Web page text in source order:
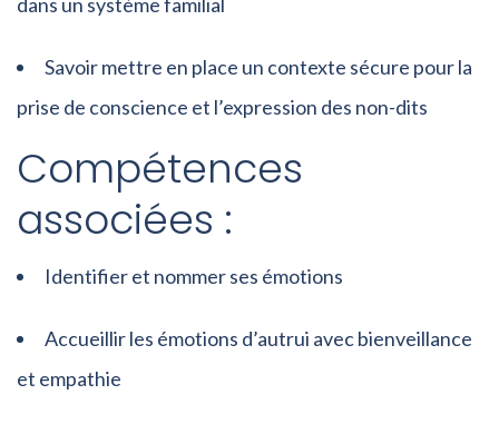
Savoir mettre en place un contexte sécure pour la
prise de conscience et l’expression des non-dits
Compétences
associées :
Identifier et nommer ses émotions
Accueillir les émotions d’autrui avec bienveillance
et empathie